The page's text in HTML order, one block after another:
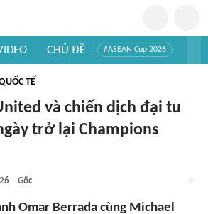
CHỦ ĐỀ #ASEAN Cup 2026
TẾ
và chiến dịch đại tu
trở lại Champions
Gốc
Omar Berrada cùng Michael